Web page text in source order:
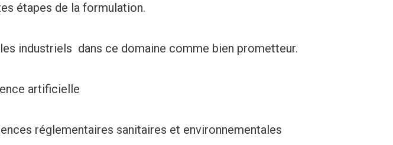
étapes de la formulation.
industriels dans ce domaine comme bien prometteur.
artificielle
réglementaires sanitaires et environnementales